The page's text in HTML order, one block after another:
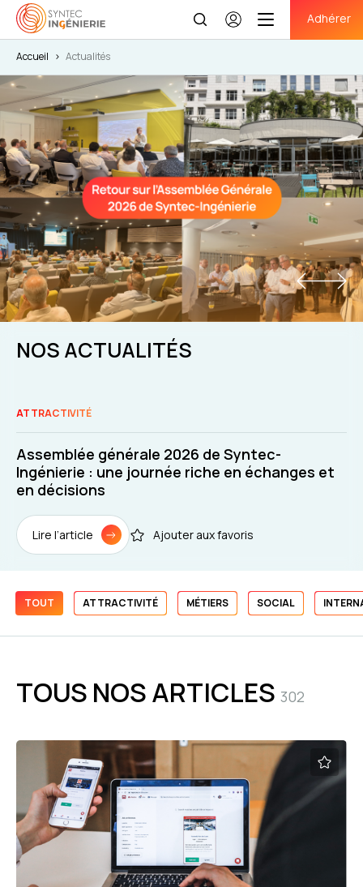
Se
Adhérer
Accueil > Actualités
NOS ACTUALITÉS
ATTRACTIVITÉ
Assemblée générale 2026 de Syntec-
Ingénierie : une journée riche en échanges et
en décisions
Lire l’article Ajouter aux favoris
TOUT ATTRACTIVITÉ MÉTIERS SOCIAL
TOUS NOS ARTICLES 302